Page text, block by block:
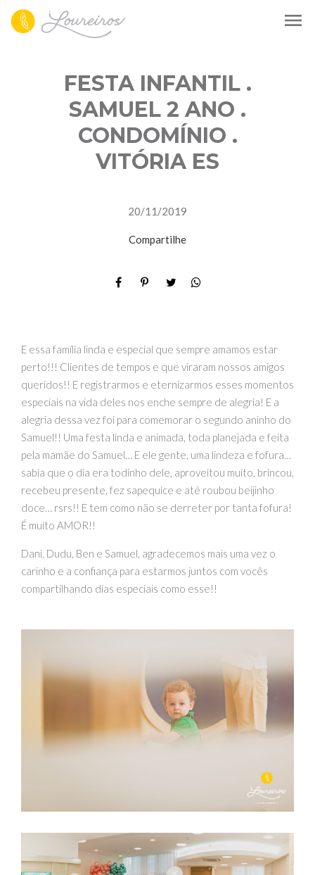
menu
FESTA INFANTIL .
SAMUEL 2 ANO .
CONDOMÍNIO .
VITÓRIA ES
20/11/2019
Compartilhe
E essa família linda e especial que sempre amamos estar
perto!!! Clientes de tempos e que viraram nossos amigos
queridos!! E registrarmos e eternizarmos esses momentos
especiais na vida deles nos enche sempre de alegria! E a
alegria dessa vez foi para comemorar o segundo aninho do
Samuel!! Uma festa linda e animada, toda planejada e feita
pela mamãe do Samuel… E ele gente, uma lindeza e fofura…
sabia que o dia era todinho dele, aproveitou muito, brincou,
recebeu presente, fez sapequice e até roubou beijinho
doce… rsrs!! E tem como não se derreter por tanta fofura!
É muito AMOR!!
Dani, Dudu, Ben e Samuel, agradecemos mais uma vez o
carinho e a confiança para estarmos juntos com vocês
compartilhando dias especiais como esse!!